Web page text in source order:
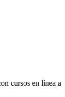
cursos en línea a